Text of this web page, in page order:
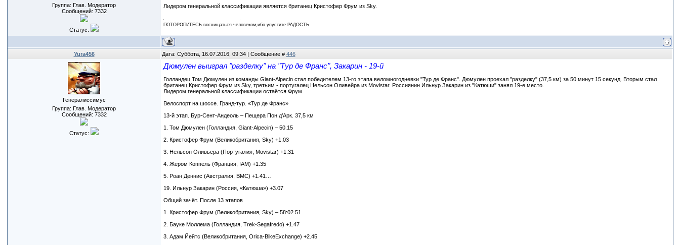
Группа: Глав. Модератор
Сообщений: 7332
Статус:
Лидером генеральной классификации является британец Кристофер Фрум из Sky.
ПОТОРОПИТЕСЬ восхищаться человеком,ибо упустите РАДОСТЬ.
Yura456 Дата: Суббота, 16.07.2016, 09:34 | Сообщение # 446
Генералиссимус
Группа: Глав. Модератор
Сообщений: 7332
Статус:
Дюмулен выиграл "разделку" на "Тур де Франс", Закарин - 19-й
Голландец Том Дюмулен из команды Giant-Alpecin стал победителем 13-го этапа веломногодневки "Тур де Франс". Дюмулен проехал "разделку" (37,5 км) за 50 минут 15 секунд. Вторым стал
британец Кристофер Фрум из Sky, третьим - португалец Нельсон Оливейра из Movistar. Россиянин Ильнур Закарин из "Катюши" занял 19-е место.
Лидером генеральной классификации остаётся Фрум.
Велоспорт на шоссе. Гранд-тур. «Тур де Франс»
13-й этап. Бур-Сент-Андеоль – Пещера Пон д’Арк. 37,5 км
1. Том Дюмулен (Голландия, Giant-Alpecin) – 50.15
2. Кристофер Фрум (Великобритания, Sky) +1.03
3. Нельсон Оливьера (Португалия, Movistar) +1.31
4. Жером Коппель (Франция, IAM) +1.35
5. Роан Деннис (Австралия, BMC) +1.41…
19. Ильнур Закарин (Россия, «Катюша») +3.07
Общий зачёт. После 13 этапов
1. Кристофер Фрум (Великобритания, Sky) – 58:02.51
2. Бауке Моллема (Голландия, Trek-Segafredo) +1.47
3. Адам Йейтс (Великобритания, Orica-BikeExchange) +2.45